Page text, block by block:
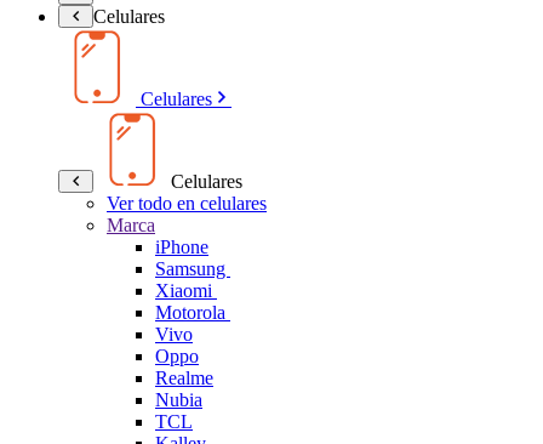
Celulares
Celulares
Celulares
Ver todo en celulares
Marca
iPhone
Samsung
Xiaomi
Motorola
Vivo
Oppo
Realme
Nubia
TCL